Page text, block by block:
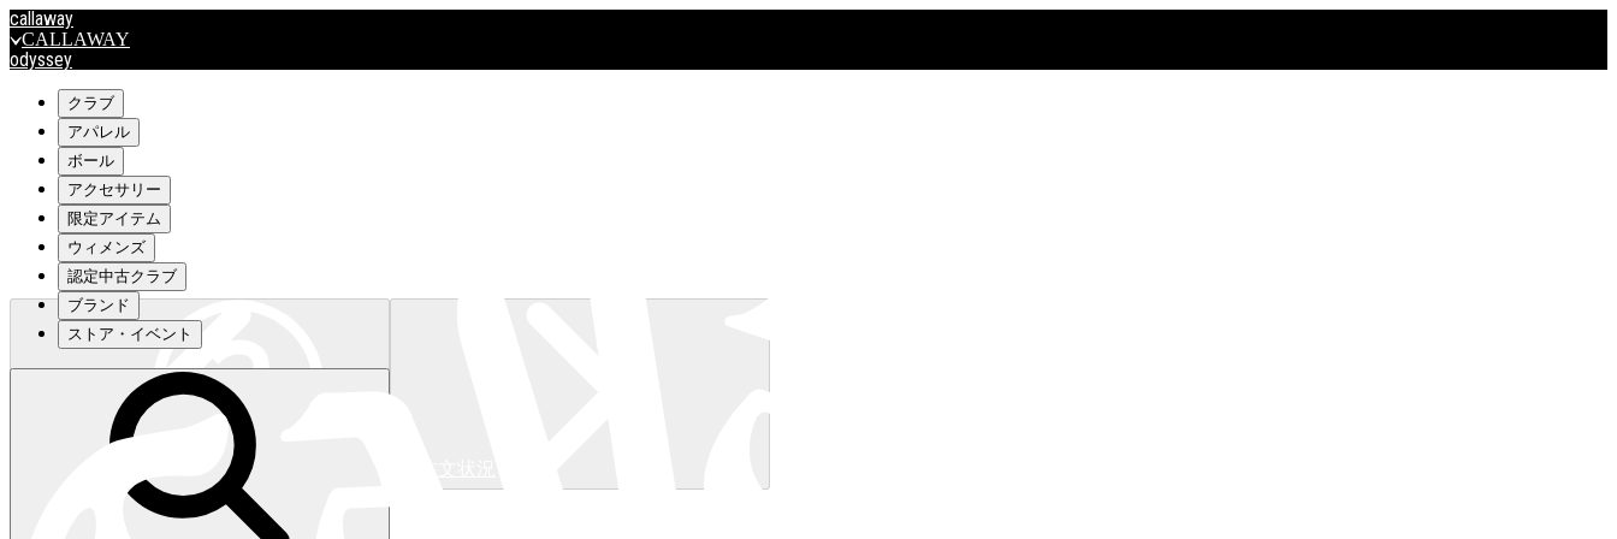
callaway
CALLAWAY
odyssey
travismathew
outlet
OUTLET
キャロウェイアパレルはこちら>>>
キャロウェイアパレルはこちら>>>
クラブ
アパレル
ボール
アクセサリー
限定アイテム
ウィメンズ
認定中古クラブ
ブランド
ストア・イベント